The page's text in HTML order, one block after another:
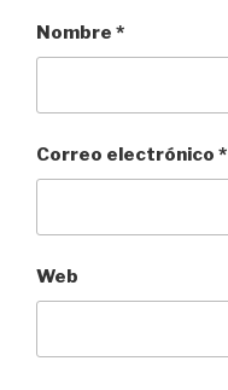
Nombre *
Correo electrónico *
Web